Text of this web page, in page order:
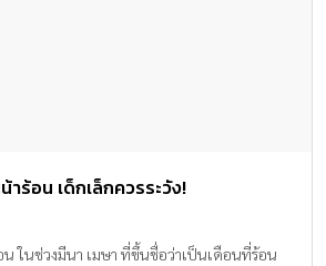
าร้อน เด็กเล็กควรระวัง!
น ในช่วงมีนา เมษา ที่ขึ้นชื่อว่าเป็นเดือนที่ร้อน